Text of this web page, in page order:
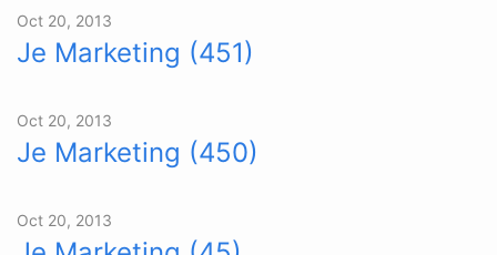
Oct 20, 2013
Je Marketing (451)
Oct 20, 2013
Je Marketing (450)
Oct 20, 2013